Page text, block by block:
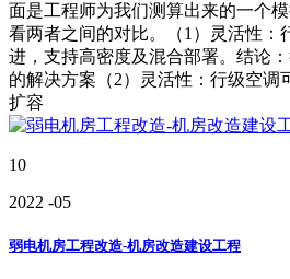
面是工程师为我们测算出来的一个
看两者之间的对比。（1）灵活性：
进，支持高密度及混合部署。结论
的解决方案（2）灵活性：行级空调
扩容
10
2022 -05
弱电机房工程改造-机房改造建设工程